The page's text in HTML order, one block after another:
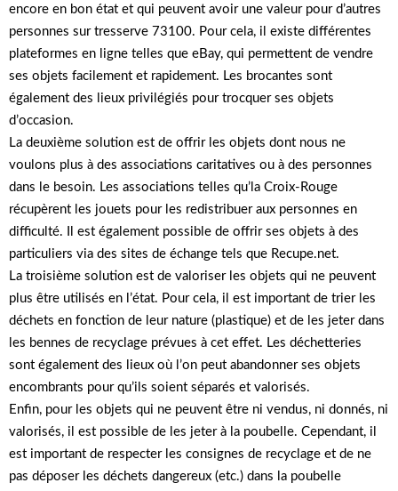
encore en bon état et qui peuvent avoir une valeur pour d’autres
personnes sur tresserve 73100. Pour cela, il existe différentes
plateformes en ligne telles que eBay, qui permettent de vendre
ses objets facilement et rapidement. Les brocantes sont
également des lieux privilégiés pour trocquer ses objets
d’occasion.
La deuxième solution est de offrir les objets dont nous ne
voulons plus à des associations caritatives ou à des personnes
dans le besoin. Les associations telles qu’la Croix-Rouge
récupèrent les jouets pour les redistribuer aux personnes en
difficulté. Il est également possible de offrir ses objets à des
particuliers via des sites de échange tels que Recupe.net.
La troisième solution est de valoriser les objets qui ne peuvent
plus être utilisés en l’état. Pour cela, il est important de trier les
déchets en fonction de leur nature (plastique) et de les jeter dans
les bennes de recyclage prévues à cet effet. Les déchetteries
sont également des lieux où l’on peut abandonner ses objets
encombrants pour qu’ils soient séparés et valorisés.
Enfin, pour les objets qui ne peuvent être ni vendus, ni donnés, ni
valorisés, il est possible de les jeter à la poubelle. Cependant, il
est important de respecter les consignes de recyclage et de ne
pas déposer les déchets dangereux (etc.) dans la poubelle